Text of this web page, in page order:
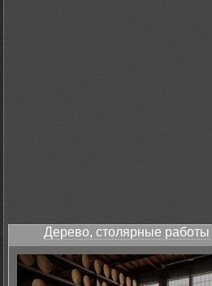
Дерево, столярные работы